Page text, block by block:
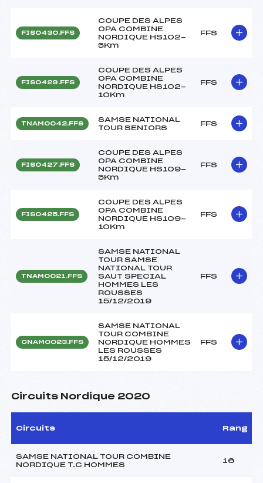
FIS0430.FFS
COUPE DES ALPES
OPA COMBINE
NORDIQUE HS102-
5Km
FFS
FIS0429.FFS
COUPE DES ALPES
OPA COMBINE
NORDIQUE HS102-
10Km
FFS
TNAM0042.FFS
SAMSE NATIONAL
TOUR SENIORS
FFS
FIS0427.FFS
COUPE DES ALPES
OPA COMBINE
NORDIQUE HS109-
5Km
FFS
FIS0425.FFS
COUPE DES ALPES
OPA COMBINE
NORDIQUE HS109-
10Km
FFS
TNAM0021.FFS
SAMSE NATIONAL
TOUR SAMSE
NATIONAL TOUR
SAUT SPECIAL
HOMMES LES
ROUSSES
15/12/2019
FFS
CNAM0023.FFS
SAMSE NATIONAL
TOUR COMBINE
NORDIQUE HOMMES
LES ROUSSES
15/12/2019
FFS
Circuits Nordique 2020
Circuits Rang
SAMSE NATIONAL TOUR COMBINE
NORDIQUE T.C HOMMES
16